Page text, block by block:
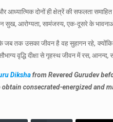
आध्यात्मिक दोनों ही क्षेत्रें की सफलता
सुख, आरोग्यता, सामंजस्य, एक-दूसरे के
जब तक उसका जीवन है वह सुहागन रहे,
वृद्धि दीक्षा से गृहस्थ जीवन में रस,
Dikshafrom Revered Gurudev
obtain consecrated-energized and